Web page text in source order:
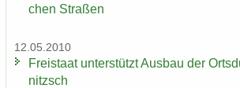
chen Stra­ßen
12.05.2010
Frei­staat un­ter­stützt Aus­bau der
nitzsch